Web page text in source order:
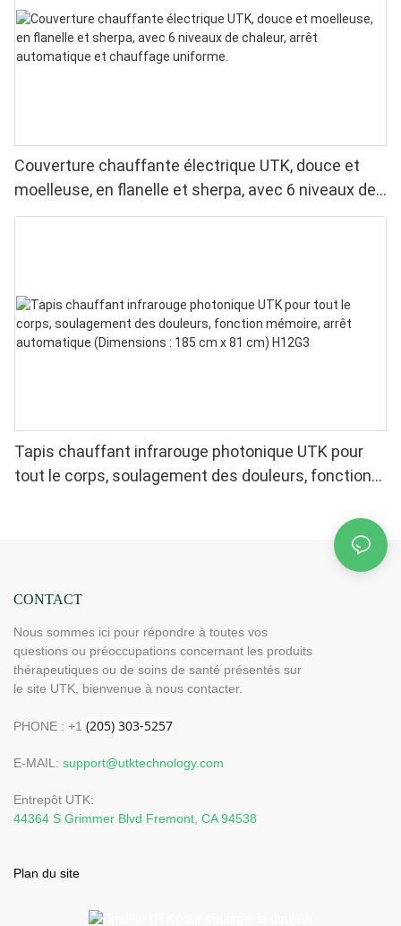
Couverture chauffante électrique UTK, douce et
moelleuse, en flanelle et sherpa, avec 6 niveaux de
chaleur, arrêt automatique et chauffage uniforme.
Tapis chauffant infrarouge photonique UTK pour
tout le corps, soulagement des douleurs, fonction
CONTACT
Nous sommes ici pour répondre à toutes vos
questions ou préoccupations concernant les produits
thérapeutiques ou de soins de santé présentés sur
le site UTK, bienvenue à nous contacter.
PHONE : +1
E-MAIL: support@utktechnology.com
Entrepôt UTK:
44364 S Grimmer Blvd Fremont, CA 94538
Plan du site